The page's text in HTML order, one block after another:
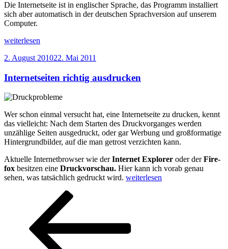
Die Inter­net­sei­te ist in eng­li­scher Spra­che, das Pro­gramm instal­liert
sich aber auto­ma­tisch in der deut­schen Sprach­ver­si­on auf unse­rem
Computer.
„Foto­
ar­
tung
Pho­
oS­
cape“
weiterlesen
Veröffentlicht
2. August 201022. Mai 2011
Internetseiten richtig ausdrucken
Wer schon ein­mal ver­sucht hat, eine Inter­net­sei­te zu dru­cken, kennt
das viel­leicht: Nach dem Star­ten des Druck­vor­gan­ges wer­den
unzäh­li­ge Sei­ten aus­ge­druckt, oder gar Wer­bung und groß­for­ma­ti­ge
Hin­ter­grund­bil­der, auf die man getrost ver­zich­ten kann.
Aktu­el­le Inter­net­brow­ser wie derInter­net Explo­rer oder derFire­
fox besit­zen eine Druck­vor­schau. Hier kann ich vor­ab genau
sehen, was tat­säch­lich gedruckt wird. „Inter­
tig
aus­
weiterlesen
Seitennummerierung
Beiträge